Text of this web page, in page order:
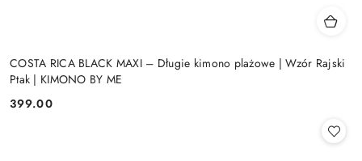
COSTA RICA BLACK MAXI – Długie kimono plażowe | Wzór Rajski
Ptak | KIMONO BY ME
Cena:
399.00